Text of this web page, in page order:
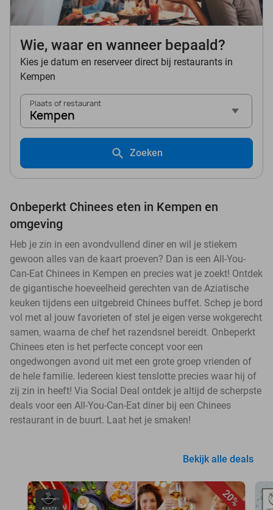
Wie, waar en wanneer bepaald?
Kies je datum en reserveer direct bij restaurants in
Kempen
Plaats of restaurant
Kempen
Zoeken
Onbeperkt Chinees eten in Kempen en
omgeving
Heb je zin in een avondvullend diner en wil je stiekem
gewoon alles van de kaart proeven? Dan is een All-You-
Can-Eat Chinees in Kempen en precies wat je zoekt! Ontdek
de gigantische hoeveelheid gerechten van de Aziatische
keuken tijdens een uitgebreid Chinees buffet. Schep je bord
vol met al jouw favorieten of stel je eigen verse wokgerecht
samen, waarna de chef het razendsnel bereidt. Onbeperkt
Chinees eten is het perfecte concept voor een
ongedwongen avond uit met een grote groep vrienden of
de hele familie. Iedereen kiest tenslotte precies waar hij of
zij zin in heeft! Via Social Deal ontdek je altijd de scherpste
deals voor een All-You-Can-Eat diner bij een Chinees
restaurant in de buurt. Laat het je smaken!
Bekijk alle deals
20%